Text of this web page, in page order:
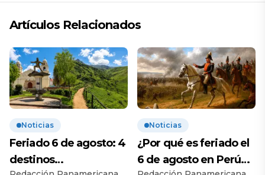
Artículos Relacionados
Noticias
Feriado 6 de agosto: 4
destinos
Noticias
¿Por qué es feriado el
6 de agosto en Perú?